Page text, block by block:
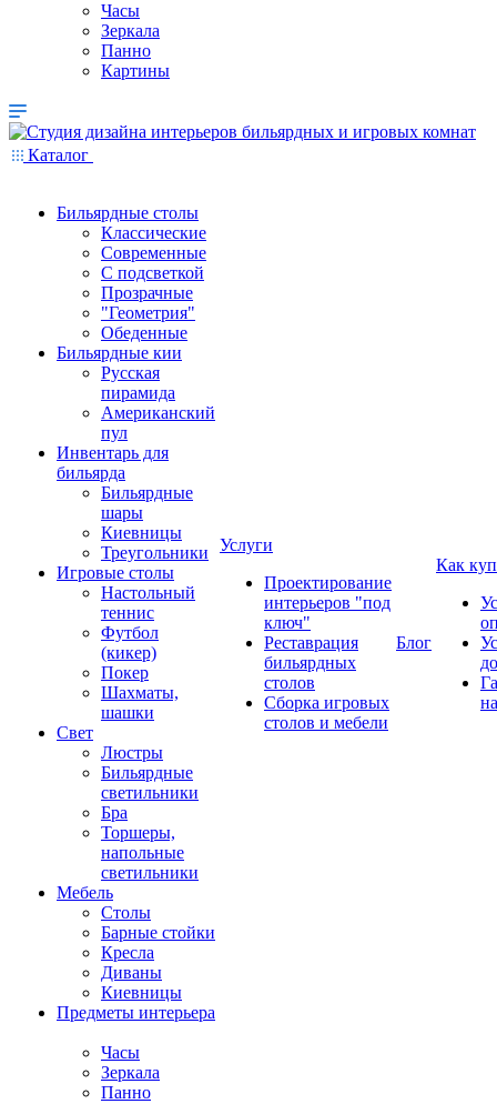
Часы
Зеркала
Панно
Картины
Каталог
Бильярдные столы
Классические
Современные
С подсветкой
Прозрачные
"Геометрия"
Обеденные
Бильярдные кии
Русская
пирамида
Американский
пул
Инвентарь для
бильярда
Бильярдные
шары
Киевницы
Треугольники
Игровые столы
Настольный
теннис
Футбол
(кикер)
Покер
Шахматы,
шашки
Свет
Люстры
Бильярдные
светильники
Бра
Торшеры,
напольные
светильники
Мебель
Столы
Барные стойки
Кресла
Диваны
Киевницы
Предметы интерьера
Часы
Зеркала
Панно
Услуги
Проектирование
интерьеров "под
ключ"
Реставрация
бильярдных
столов
Сборка игровых
столов и мебели
Блог
Как